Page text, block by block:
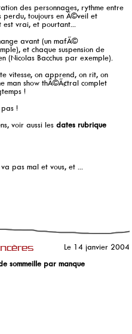
des personnages, rythme entre
perdu, toujours en Ã©veil et
vrai, et pourtant...
avant (un mafÃ©
et chaque suspension de
(Nicolas Bacchus par exemple).
vitesse, on apprend, on rit, on
man show thÃ©Ã¢tral complet
!
pas !
voir aussi lesdates rubrique
pas mal et vous, et ...
Le 14 janvier 2004
sommeille par manque